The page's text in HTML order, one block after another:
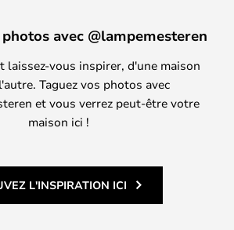
avec @lampemesteren
laissez-vous inspirer, d'une maison
Taguez vos photos avec
et vous verrez peut-être votre
maison ici !
L'INSPIRATION ICI